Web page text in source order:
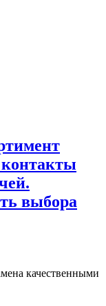
контакты
выбора
качественными